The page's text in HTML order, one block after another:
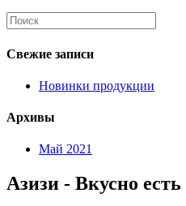
Искать:
Свежие записи
Новинки продукции
Архивы
Май 2021
Азизи - Вкусно есть